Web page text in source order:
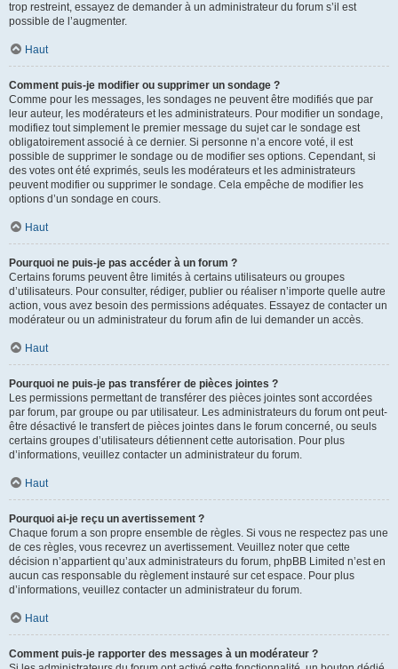
trop restreint, essayez de demander à un administrateur du forum s’il est
possible de l’augmenter.
Haut
Comment puis-je modifier ou supprimer un sondage ?
Comme pour les messages, les sondages ne peuvent être modifiés que par
leur auteur, les modérateurs et les administrateurs. Pour modifier un sondage,
modifiez tout simplement le premier message du sujet car le sondage est
obligatoirement associé à ce dernier. Si personne n’a encore voté, il est
possible de supprimer le sondage ou de modifier ses options. Cependant, si
des votes ont été exprimés, seuls les modérateurs et les administrateurs
peuvent modifier ou supprimer le sondage. Cela empêche de modifier les
options d’un sondage en cours.
Haut
Pourquoi ne puis-je pas accéder à un forum ?
Certains forums peuvent être limités à certains utilisateurs ou groupes
d’utilisateurs. Pour consulter, rédiger, publier ou réaliser n’importe quelle autre
action, vous avez besoin des permissions adéquates. Essayez de contacter un
modérateur ou un administrateur du forum afin de lui demander un accès.
Haut
Pourquoi ne puis-je pas transférer de pièces jointes ?
Les permissions permettant de transférer des pièces jointes sont accordées
par forum, par groupe ou par utilisateur. Les administrateurs du forum ont peut-
être désactivé le transfert de pièces jointes dans le forum concerné, ou seuls
certains groupes d’utilisateurs détiennent cette autorisation. Pour plus
d’informations, veuillez contacter un administrateur du forum.
Haut
Pourquoi ai-je reçu un avertissement ?
Chaque forum a son propre ensemble de règles. Si vous ne respectez pas une
de ces règles, vous recevrez un avertissement. Veuillez noter que cette
décision n’appartient qu’aux administrateurs du forum, phpBB Limited n’est en
aucun cas responsable du règlement instauré sur cet espace. Pour plus
d’informations, veuillez contacter un administrateur du forum.
Haut
Comment puis-je rapporter des messages à un modérateur ?